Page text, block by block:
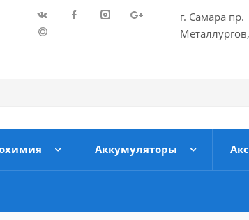
г. Самара пр.
Аккумуляторы